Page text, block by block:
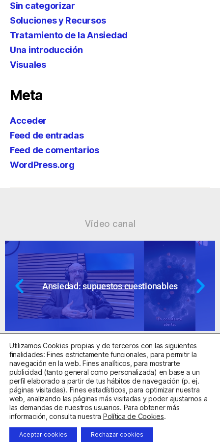
Sin categorizar
Soluciones y Recursos
Tratamiento de la Ansiedad
Una introducción
Visuales
Meta
Acceder
Feed de entradas
Feed de comentarios
WordPress.org
Vídeo canal
Ansiedad: supuestos cuestionables
Centro Sanitario Autorizado con el código E08737002
Aviso LegalPolítica de PrivacidadPolítica de Cookies
Clínica de la Ansiedad. Teléfonos:932263020
Utilizamos Cookies propias y de terceros con las siguientes
finalidades: Fines estrictamente funcionales, para permitir la
navegación en la web. Fines analíticos, para mostrarte
publicidad (tanto general como personalizada) en base a un
perfil elaborado a partir de tus hábitos de navegación (p. ej.
páginas visitadas). Fines estadísticos, para optimizar nuestra
web, analizando las páginas más visitadas y poder ajustarnos a
las demandas de nuestros usuarios. Para obtener más
información, consulta nuestra Política de Cookies.
Aceptar cookies Rechazar cookies